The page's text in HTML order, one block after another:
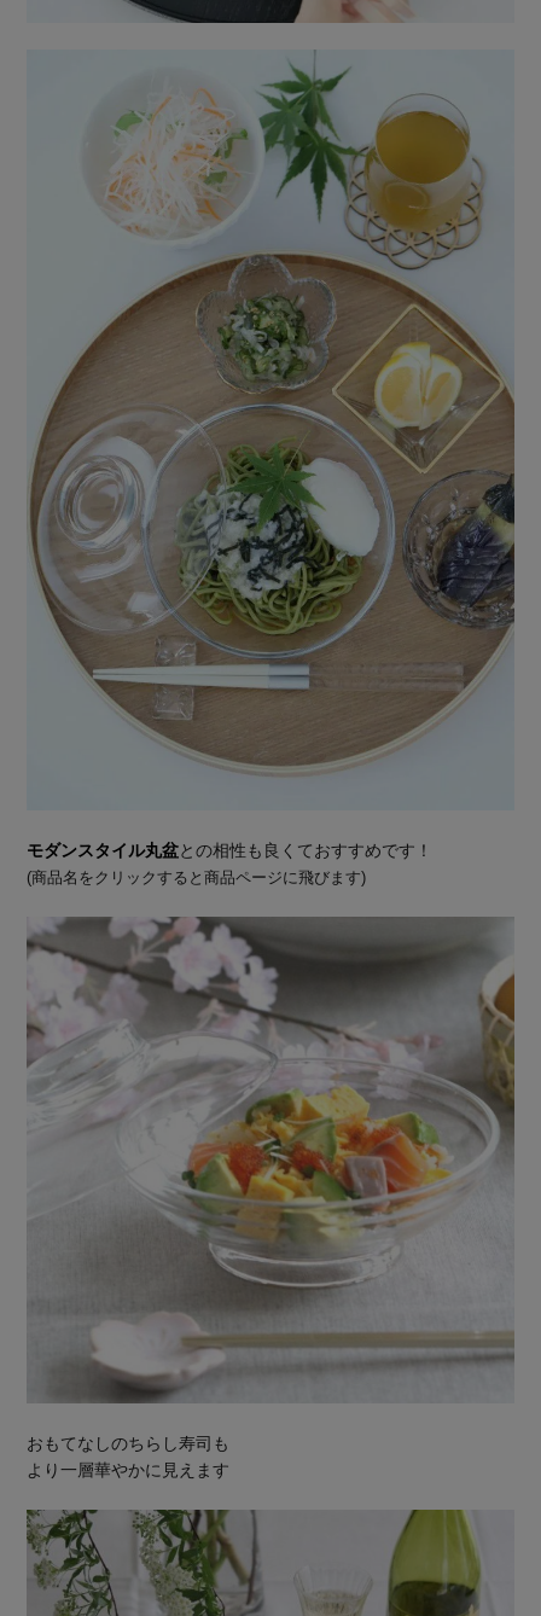
モダンスタイル丸盆との相性も良くておすすめです！
(商品名をクリックすると商品ページに飛びます)
おもてなしのちらし寿司も
より一層華やかに見えます